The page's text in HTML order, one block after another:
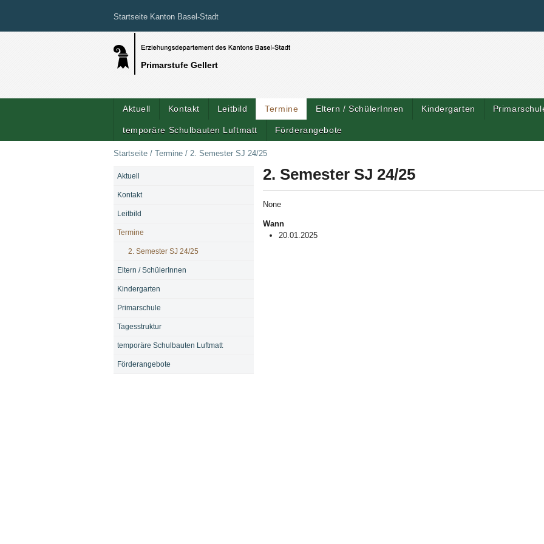
Startseite Kanton Basel-Stadt
Primarstufe Gellert
Aktuell Kontakt Leitbild Termine Eltern / SchülerInnen Kindergarten
temporäre Schulbauten Luftmatt Förderangebote
Startseite / Termine / 2. Semester SJ 24/25
2. Semester SJ 24/25
None
Wann
20.01.2025
NAVIGATION
Aktuell
Kontakt
Leitbild
Termine
2. Semester SJ 24/25
Eltern / SchülerInnen
Kindergarten
Primarschule
Tagesstruktur
temporäre Schulbauten Luftmatt
Förderangebote